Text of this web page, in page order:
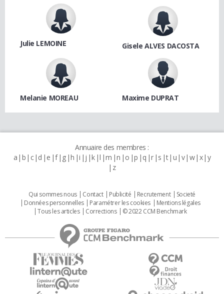
Julie LEMOINE Gisele ALVES DACOSTA
Melanie MOREAU Maxime DUPRAT
Annuaire des membres :
a b c d e f g h i j k l m n o p q r s t u v w x y
z
Qui sommes nous Contact Publicité Recrutement
Societé
Données personnelles
Paramétrer les cookies
Mentions légales
Tous les articles
Corrections © 2022 CCM Benchmark